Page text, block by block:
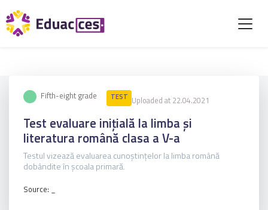
Fifth-eight grade TEST Uploaded at 22.04.2021
Test evaluare inițială la limba și
literatura română clasa a V-a
Testul vizează evaluarea cunoștințelor la limba română
dobândite în școala primară.
Source: _